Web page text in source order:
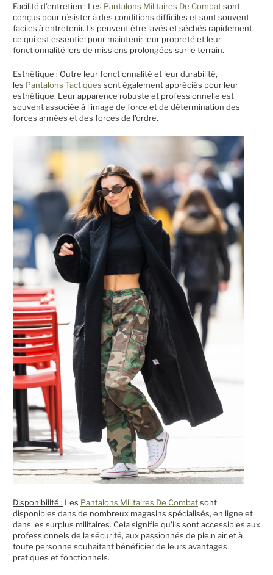
Facilité d'entretien : Les Pantalons Militaires De Combatsont
conçus pour résister à des conditions difficiles et sont souvent
faciles à entretenir. Ils peuvent être lavés et séchés rapidement,
ce qui est essentiel pour maintenir leur propreté et leur
fonctionnalité lors de missions prolongées sur le terrain.
Esthétique : Outre leur fonctionnalité et leur durabilité,
les Pantalons Tactiques sont également appréciés pour leur
esthétique. Leur apparence robuste et professionnelle est
souvent associée à l'image de force et de détermination des
forces armées et des forces de l'ordre.
Disponibilité : Les Pantalons Militaires De Combatsont
disponibles dans de nombreux magasins spécialisés, en ligne et
dans les surplus militaires. Cela signifie qu'ils sont accessibles aux
professionnels de la sécurité, aux passionnés de plein air et à
toute personne souhaitant bénéficier de leurs avantages
pratiques et fonctionnels.